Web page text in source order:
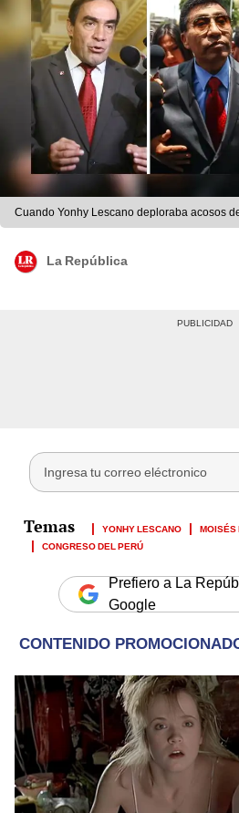
Cuando Yonhy Lescano deploraba acosos
La República
YONHY LESCANO MOISÉS
CONGRESO DEL PERÚ
Prefiero a La
Google